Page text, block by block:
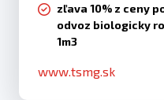
zľava 10% z ceny
odvoz biologicky
1m3
www.tsmg.sk